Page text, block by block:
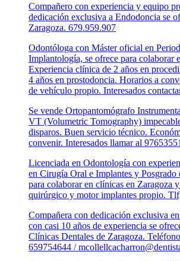
Compañero con experiencia y equipo
dedicación exclusiva a Endodoncia se
Zaragoza. 679.959.907
Odontóloga con Máster oficial en
Implantología, se ofrece para colaborar
Experiencia clínica de 2 años en
4 años en prostodoncia. Horarios a
de vehículo propio. Interesados
Se vende Ortopantomógrafo
VT (Volumetric Tomography)
disparos. Buen servicio técnico.
convenir. Interesados llamar al
Licenciada en Odontología con
en Cirugía Oral e Implantes y Posgrado
para colaborar en clínicas en Zaragoza
quirúrgico y motor implantes propio.
Compañera con dedicación exclusiva
con casi 10 años de experiencia se
Clínicas Dentales de Zaragoza.
659754644 /